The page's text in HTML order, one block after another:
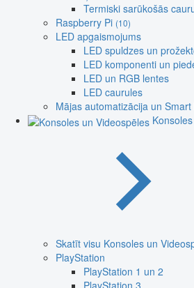
Termiski sarūkošās
Raspberry Pi (10)
LED apgaismojums
LED spuldzes un
LED komponenti un
LED un RGB lentes
LED caurules
Mājas automatizācija un
Skatīt visu Konsoles un
PlayStation
PlayStation 1 un 2
PlayStation 3